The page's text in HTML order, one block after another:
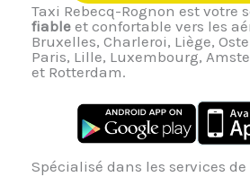
Taxi Rebecq-Rognon est votre
fiableet confortable vers les
Bruxelles, Charleroi, Liège,
Paris, Lille, Luxembourg,
et Rotterdam.
Spécialisé dans les services de